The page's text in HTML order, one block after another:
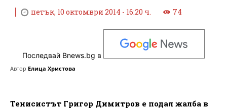
петък, 10 октомври 2014 - 16:20 ч. 74
Последвай Bnews.bg в
Автор Елица Христова
Тенисистът Григор Димитров е подал жалба в